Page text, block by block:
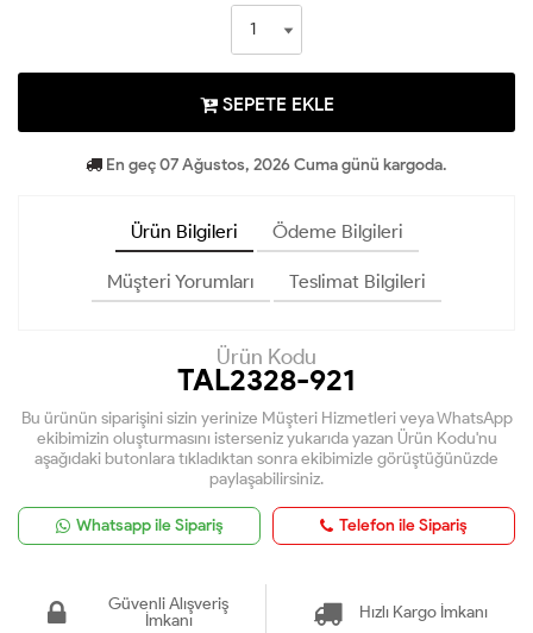
SEPETE EKLE
En geç 07 Ağustos, 2026 Cuma günü kargoda.
Ürün Bilgileri Ödeme Bilgileri
Müşteri Yorumları Teslimat Bilgileri
Ürün Kodu
TAL2328-921
Bu ürünün siparişini sizin yerinize Müşteri Hizmetleri veya WhatsApp
ekibimizin oluşturmasını isterseniz yukarıda yazan Ürün Kodu'nu
aşağıdaki butonlara tıkladıktan sonra ekibimizle görüştüğünüzde
paylaşabilirsiniz.
Whatsapp ile Sipariş Telefon ile Sipariş
Güvenli Alışveriş
İmkanı
Hızlı Kargo İmkanı